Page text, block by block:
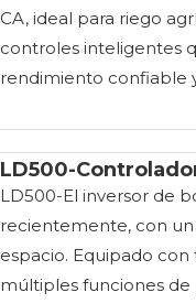
CA, ideal para riego
controles inteligentes
rendimiento confiable
LD500-
LD500-El inversor de
recientemente, con un
espacio. Equipado
múltiples funciones